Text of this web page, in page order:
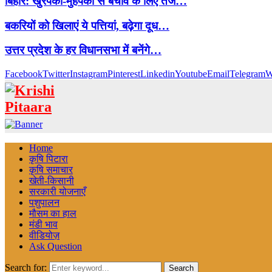
बकरियों को खिलाएं ये पत्तियां, बढ़ेगा दूध…
उत्तर प्रदेश के हर विधानसभा में बनेंगे…
FacebookTwitterInstagramPinterestLinkedinYoutubeEmailTelegram
Home
कृषि पिटारा
कृषि समाचार
खेती-किसानी
सरकारी योजनाएँ
पशुपालन
मौसम का हाल
मंडी भाव
वीडियोज़
Ask Question
Search for: Search